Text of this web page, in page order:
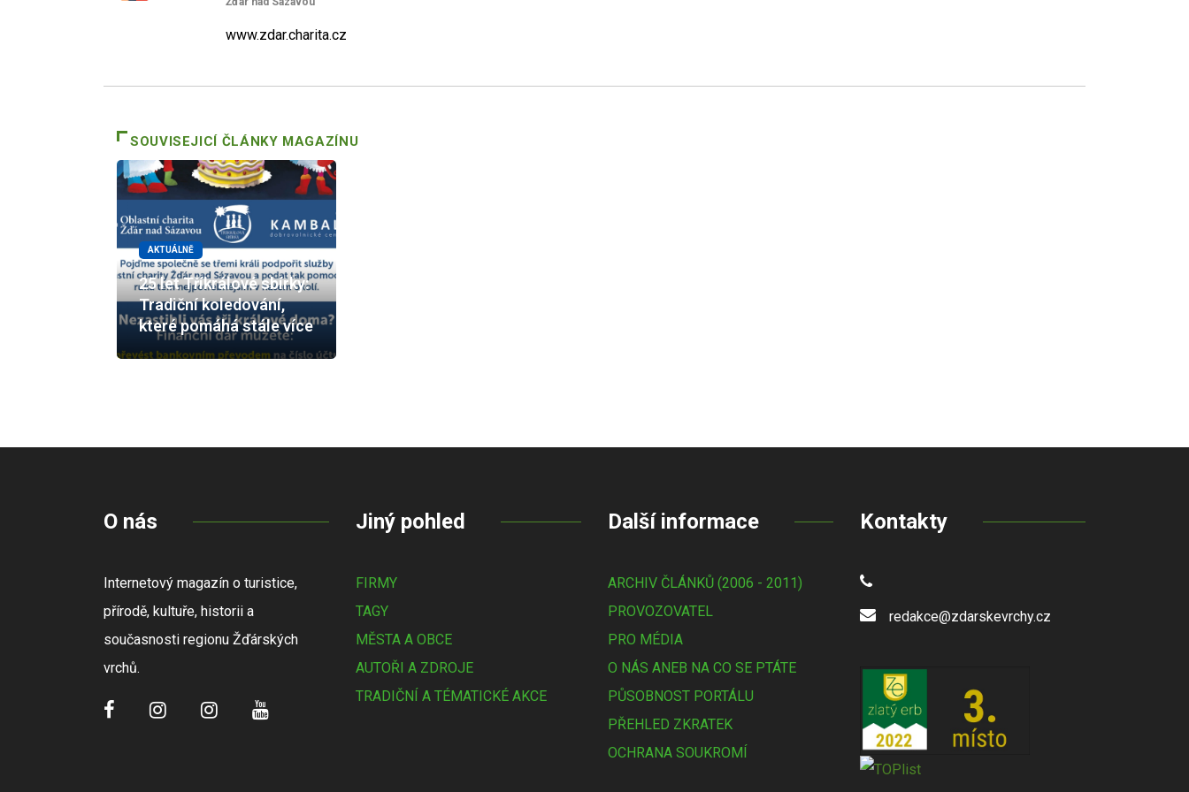
www.zdar.charita.cz
SOUVISEJICÍ ČLÁNKY MAGAZÍNU
AKTUÁLNĚ
25 let Tříkrálové sbírky:
Tradiční koledování,
které pomáhá stále více
O nás
Internetový magazín o turistice,
přírodě, kultuře, historii a
současnosti regionu Žďárských
vrchů.
Jiný pohled
FIRMY
TAGY
MĚSTA A OBCE
AUTOŘI A ZDROJE
TRADIČNÍ A TÉMATICKÉ AKCE
Další informace
ARCHIV ČLÁNKŮ (2006 - 2011)
PROVOZOVATEL
PRO MÉDIA
O NÁS ANEB NA CO SE PTÁTE
PŮSOBNOST PORTÁLU
PŘEHLED ZKRATEK
OCHRANA SOUKROMÍ
Kontakty
redakce@zdarskevrchy.cz